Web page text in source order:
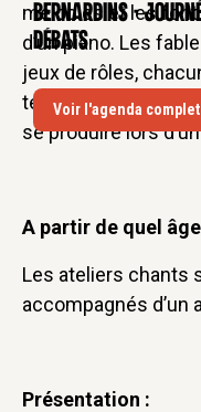
Bernardins -
débats
Voir l'agenda complet
mélodies et les
d’un piano. Les
jeux de rôles,
temps convivial qui
se produire lors
A partir de quel
Les ateliers chants
accompagnés d’un
Présentation :